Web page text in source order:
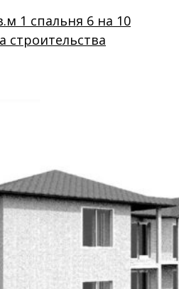
1 спальня 6 на 10
строительства